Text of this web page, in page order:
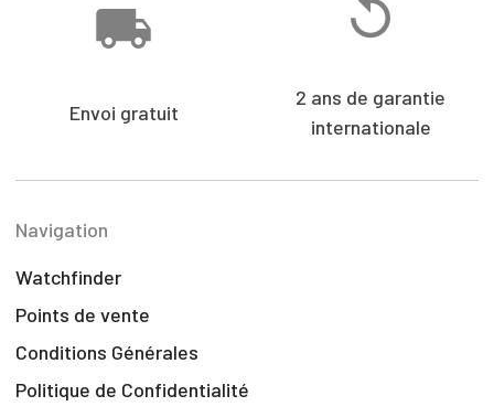
Envoi gratuit
2 ans de garantie
internationale
Navigation
Watchfinder
Points de vente
Conditions Générales
Politique de Confidentialité